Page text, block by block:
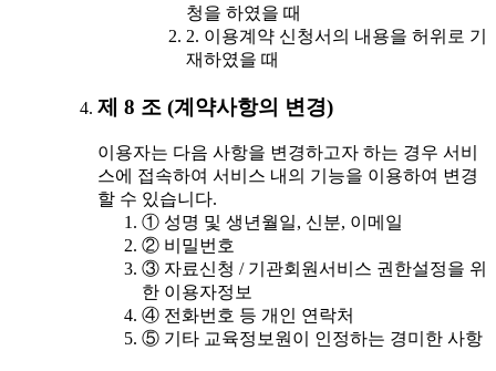
청을 하였을 때
2. 이용계약 신청서의 내용을 허위로 기
재하였을 때
제 8 조 (계약사항의 변경)
이용자는 다음 사항을 변경하고자 하는 경우 서비
스에 접속하여 서비스 내의 기능을 이용하여 변경
할 수 있습니다.
① 성명 및 생년월일, 신분, 이메일
② 비밀번호
③ 자료신청 / 기관회원서비스 권한설정을 위
한 이용자정보
④ 전화번호 등 개인 연락처
⑤ 기타 교육정보원이 인정하는 경미한 사항